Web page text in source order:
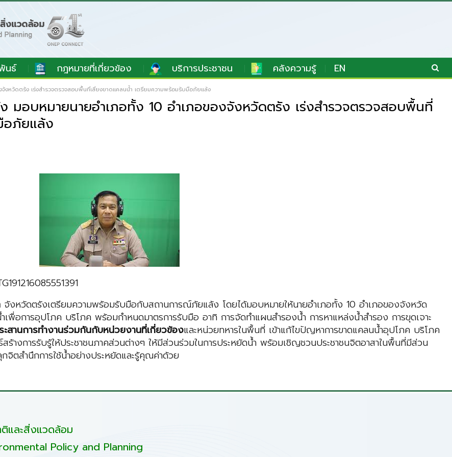
นธ์ กฎหมายที่เกี่ยวข้อง บริการประชาชน คลังความรู้ EN
งหวัดตรัง เร่งสำรวจตรวจสอบพื้นที่เสี่ยงขาดแคลนน้ำ เตรียมความพร้อมรับมือภัยแล้ง
มอบหมายนายอำเภอทั้ง 10 อำเภอของจังหวัดตรัง เร่งสำรวจตรวจสอบพื้นที่
อภัยแล้ง
จังหวัดตรังเตรียมความพร้อมรับมือกับสถานการณ์ภัยแล้ง โดยได้มอบหมายให้นายอำเภอทั้ง 10 อำเภอของจังหวัด
พื่อการอุปโภค บริโภค พร้อมกำหนดมาตรการรับมือ อาทิ การจัดทำแผนสำรองน้ำ การหาแหล่งน้ำสำรอง การขุดเจาะ
ะสานการทำงานร่วมกันกับหน่วยงานที่เกี่ยวข้องและหน่วยทหารในพื้นที่ เข้าแก้ไขปัญหาการขาดแคลนน้ำอุปโภค บริโภค
างการรับรู้ให้ประชาชนภาคส่วนต่างๆ ให้มีส่วนร่วมในการประหยัดน้ำ พร้อมเชิญชวนประชาชนจิตอาสาในพื้นที่มีส่วน
ตสำนึกการใช้น้ำอย่างประหยัดและรู้คุณค่าด้วย
และสิ่งแวดล้อม
Policy and Planning